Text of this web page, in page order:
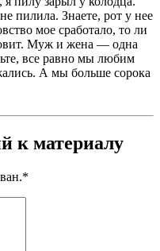
пилила. Знаете, рот у нее
мое сработало, то ли
Муж и жена — одна
все равно мы любим
А мы больше сорока
к материалу
*